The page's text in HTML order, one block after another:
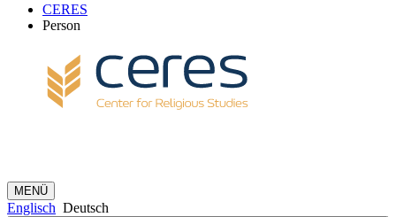
CERES
Person
MENÜ
Englisch Deutsch